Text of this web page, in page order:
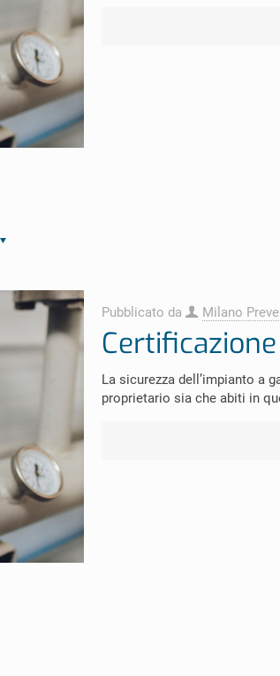
Pubblicato da Milano
La sicurezza dell’impianto a
proprietario sia che abiti in